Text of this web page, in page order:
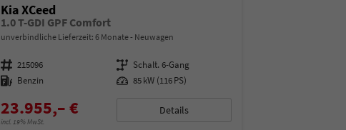
Kia XCeed
1.0 T-GDI GPF Comfort
unverbindliche Lieferzeit:6 Monate Neuwagen
Fahrzeugnummer 215096 Getriebe Schalt. 6-Gang
Kraftstoff Benzin Leistung 85 kW (116 PS)
23.955,– €
incl. 19% MwSt.
Details